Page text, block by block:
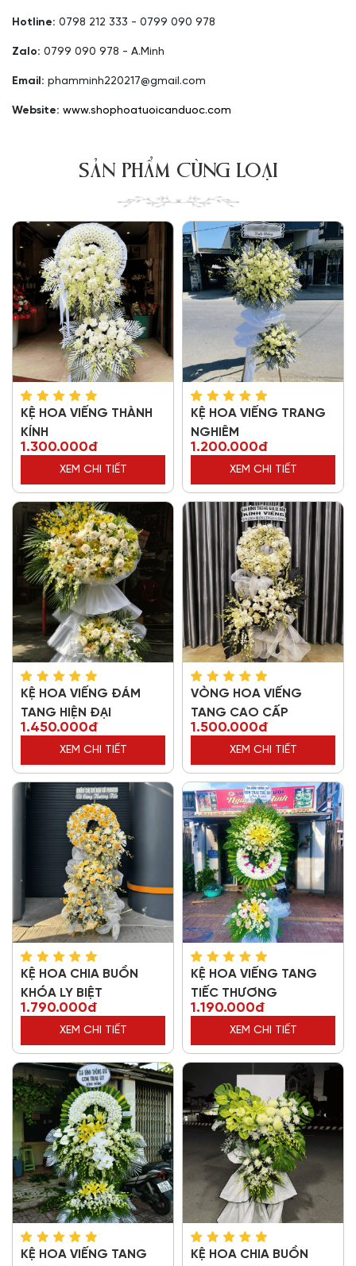
Hotline: 0798 212 333 - 0799 090 978
Zalo: 0799 090 978 - A.Minh
Email: phamminh220217@gmail.com
Website: www.shophoatuoicanduoc.com
SẢN PHẨM CÙNG LOẠI
KỆ HOA VIẾNG THÀNH
KÍNH
1.300.000đ
XEM CHI TIẾT
KỆ HOA VIẾNG TRANG
NGHIÊM
1.200.000đ
XEM CHI TIẾT
KỆ HOA VIẾNG ĐÁM
TANG HIỆN ĐẠI
1.450.000đ
XEM CHI TIẾT
VÒNG HOA VIẾNG
TANG CAO CẤP
1.500.000đ
XEM CHI TIẾT
KỆ HOA CHIA BUỒN
KHÓA LY BIỆT
1.790.000đ
XEM CHI TIẾT
KỆ HOA VIẾNG TANG
TIẾC THƯƠNG
1.190.000đ
XEM CHI TIẾT
KỆ HOA VIẾNG TANG
KỆ HOA CHIA BUỒN